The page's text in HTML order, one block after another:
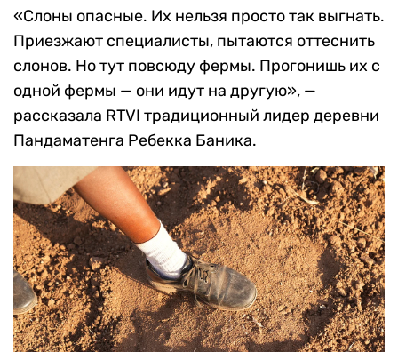
«Слоны опасные. Их нельзя просто так выгнать.
Приезжают специалисты, пытаются оттеснить
слонов. Но тут повсюду фермы. Прогонишь их с
одной фермы — они идут на другую», —
рассказала RTVI традиционный лидер деревни
Пандаматенга Ребекка Баника.